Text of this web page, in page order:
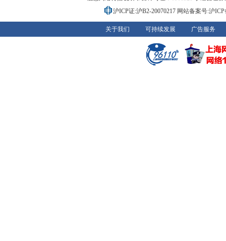
沪ICP证:沪B2-20070217 网站备案号:沪
关于我们 可持续发展 广告服务